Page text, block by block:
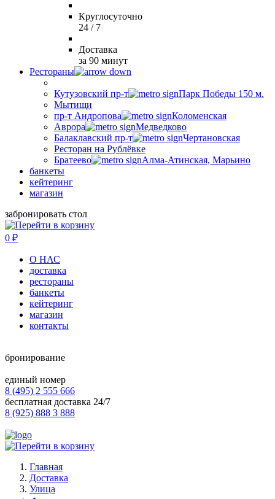
Круглосуточно
24 / 7
Доставка
за 90 минут
Рестораны
Кутузовский пр-т
Парк Победы 150 м.
Мытищи
пр-т Андропова
Коломенская
Аврора
Медведково
Балаклавский пр-т
Чертановская
Ресторан на Рублёвке
Братеево
Алма-Атинская, Марьино
банкеты
кейтеринг
магазин
забронировать стол
0 ₽
О НАС
доставка
рестораны
банкеты
кейтеринг
магазин
контакты
бронирование
единый номер
8 (495) 2 555 666
бесплатная доставка 24/7
8 (925) 888 3 888
Главная
Доставка
Улица